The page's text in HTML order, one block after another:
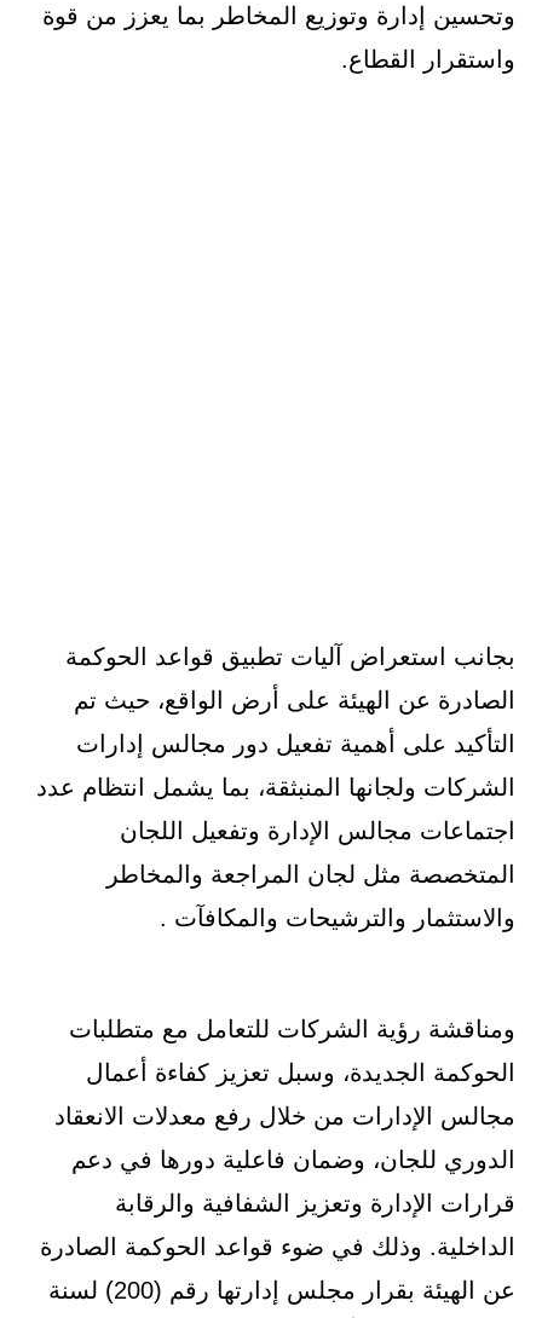
وتحسين إدارة وتوزيع المخاطر بما يعزز من قوة
واستقرار القطاع.
بجانب استعراض آليات تطبيق قواعد الحوكمة
الصادرة عن الهيئة على أرض الواقع، حيث تم
التأكيد على أهمية تفعيل دور مجالس إدارات
الشركات ولجانها المنبثقة، بما يشمل انتظام عدد
اجتماعات مجالس الإدارة وتفعيل اللجان
المتخصصة مثل لجان المراجعة والمخاطر
والاستثمار والترشيحات والمكافآت .
ومناقشة رؤية الشركات للتعامل مع متطلبات
الحوكمة الجديدة، وسبل تعزيز كفاءة أعمال
مجالس الإدارات من خلال رفع معدلات الانعقاد
الدوري للجان، وضمان فاعلية دورها في دعم
قرارات الإدارة وتعزيز الشفافية والرقابة
الداخلية. وذلك في ضوء قواعد الحوكمة الصادرة
عن الهيئة بقرار مجلس إدارتها رقم (200) لسنة